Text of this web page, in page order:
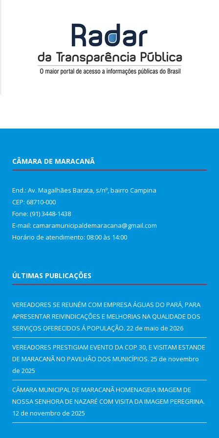
CÂMARA DE MARACANÃ
End.: Av. Magalhães Barata, s/nº, bairro Campina
CEP: 68710-000
Fone: (91) 3448-1438
E-mail: camaramunicipaldemaracana@gmail.com
Horário de atendimento: 08:00 às 14:00
ÚLTIMAS PUBLICAÇÕES
VEREADORES SE REUNÉM COM EMPRESA ÁGUAS DO PARÁ, PARA
APRESENTAR REIVINDICAÇÕES E MELHORIAS NA QUALIDADE DOS
SERVIÇOS OFERECIDOS Á POPULAÇÃO. 22 de maio de 2026
VEREADORES PRESTIGIAM EVENTO DA COP 30, E VISITAM ESTANDE
DE MARACANÃ NO PAVILHÃO DOS MUNICÍPIOS. 25 de novembro
de 2025
CÂMARA MUNICIPAL DE MARACANÃ HOMENAGEIA IMAGEM DE
NOSSA SENHORA DE NAZARÉ COM VISITA DA IMAGEM PEREGRINA.
12 de novembro de 2025